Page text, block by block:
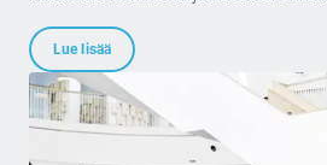
Lue lisää